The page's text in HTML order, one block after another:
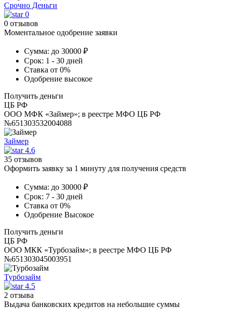
Срочно Деньги
0
0 отзывов
Моментальное одобрение заявки
Сумма: до 30000 ₽
Срок: 1 - 30 дней
Ставка от 0%
Одобрение высокое
Получить деньги
ЦБ РФ
ООО МФК «Займер»; в реестре МФО ЦБ РФ
№651303532004088
Займер
4.6
35 отзывов
Оформить заявку за 1 минуту для получения средств
Сумма: до 30000 ₽
Срок: 7 - 30 дней
Ставка от 0%
Одобрение Высокое
Получить деньги
ЦБ РФ
ООО МКК «Турбозайм»; в реестре МФО ЦБ РФ
№651303045003951
Турбозайм
4.5
2 отзыва
Выдача банковских кредитов на небольшие суммы